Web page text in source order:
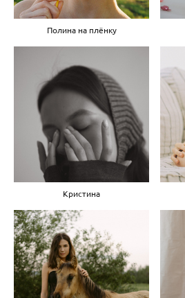
Полина на плёнку
Кристина